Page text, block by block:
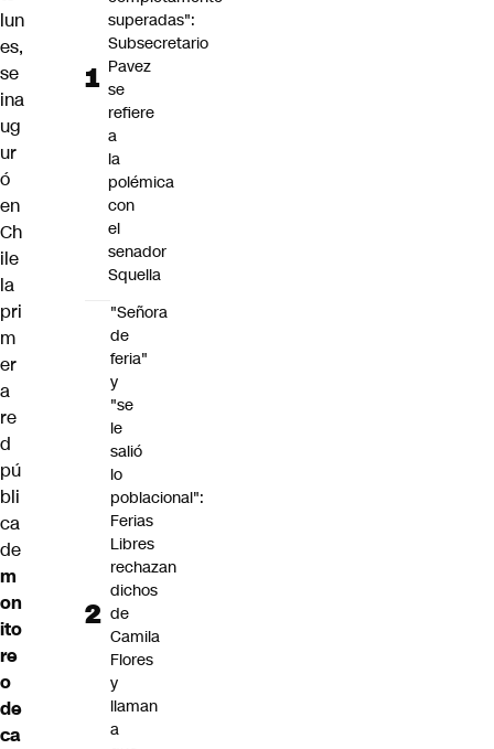
lun
es,
se
ina
ug
ur
ó
en
Ch
ile
la
pri
m
er
a
re
d
pú
bli
ca
de
m
on
ito
re
o
de
ca
superadas":
Subsecretario
Pavez
se
refiere
a
la
polémica
con
el
senador
Squella
"Señora
de
feria"
y
"se
le
salió
lo
poblacional":
Ferias
Libres
rechazan
dichos
de
Camila
Flores
y
llaman
a